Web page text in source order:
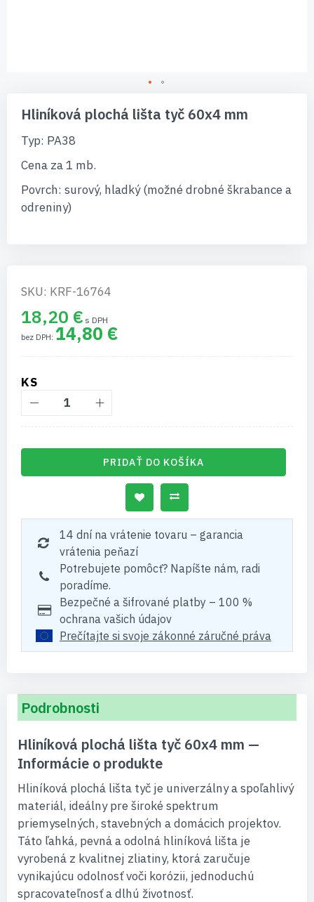
začiatok
galérie
obrázkov
Hliníková plochá lišta tyč 60x4 mm
Typ: PA38
Cena za 1 mb.
Povrch: surový, hladký (možné drobné škrabance a
odreniny)
SKU: KRF-16764
18,20 €
14,80 €
KS
PRIDAŤ DO KOŠÍKA
14 dní na vrátenie tovaru – garancia
vrátenia peňazí
Potrebujete pomôcť? Napíšte nám, radi
poradíme.
Bezpečné a šifrované platby – 100 %
ochrana vašich údajov
Prečítajte si svoje zákonné záručné práva
Podrobnosti
Hliníková plochá lišta tyč 60x4 mm —
Informácie o produkte
Hliníková plochá lišta tyč je univerzálny a spoľahlivý
materiál, ideálny pre široké spektrum
priemyselných, stavebných a domácich projektov.
Táto ľahká, pevná a odolná hliníková lišta je
vyrobená z kvalitnej zliatiny, ktorá zaručuje
vynikajúcu odolnosť voči korózii, jednoduchú
spracovateľnosť a dlhú životnosť.